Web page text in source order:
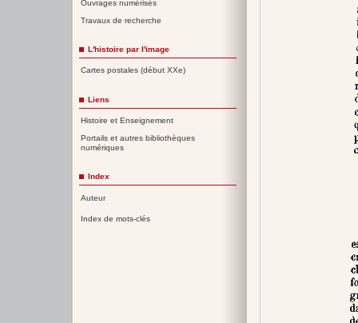
Ouvrages numérisés
Travaux de recherche
L'histoire par l'image
Cartes postales (début XXe)
Liens
Histoire et Enseignement
Portails et autres bibliothèques
numériques
Index
Auteur
Index de mots-clés